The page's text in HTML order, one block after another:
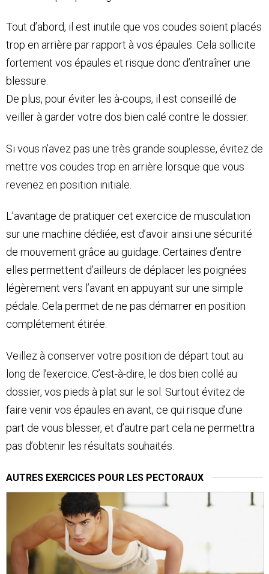
Tout d’abord, il est inutile que vos coudes soient placés
trop en arrière par rapport à vos épaules. Cela sollicite
fortement vos épaules et risque donc d’entraîner une
blessure.
De plus, pour éviter les à-coups, il est conseillé de
veiller à garder votre dos bien calé contre le dossier.
Si vous n’avez pas une très grande souplesse, évitez de
mettre vos coudes trop en arrière lorsque que vous
revenez en position initiale.
L’avantage de pratiquer cet exercice de musculation
sur une machine dédiée, est d’avoir ainsi une sécurité
de mouvement grâce au guidage. Certaines d’entre
elles permettent d’ailleurs de déplacer les poignées
légèrement vers l’avant en appuyant sur une simple
pédale. Cela permet de ne pas démarrer en position
complétement étirée.
Veillez à conserver votre position de départ tout au
long de l’exercice. C’est-à-dire, le dos bien collé au
dossier, vos pieds à plat sur le sol. Surtout évitez de
faire venir vos épaules en avant, ce qui risque d’une
part de vous blesser, et d’autre part cela ne permettra
pas d’obtenir les résultats souhaités.
AUTRES EXERCICES POUR LES PECTORAUX